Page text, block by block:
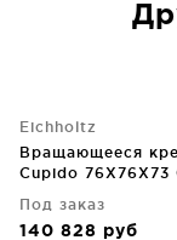
Eichholtz
Вращающееся
Cupido 76X76X73
Под заказ
140 828 руб